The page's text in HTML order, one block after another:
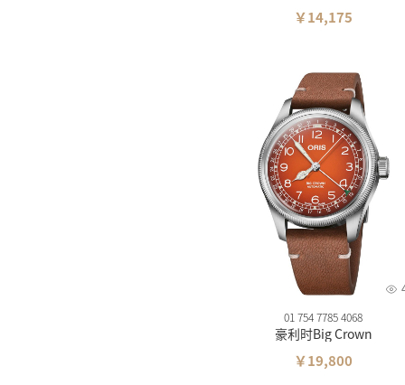
￥14,175
01 754 7785 4068
豪利时Big Crown
￥19,800